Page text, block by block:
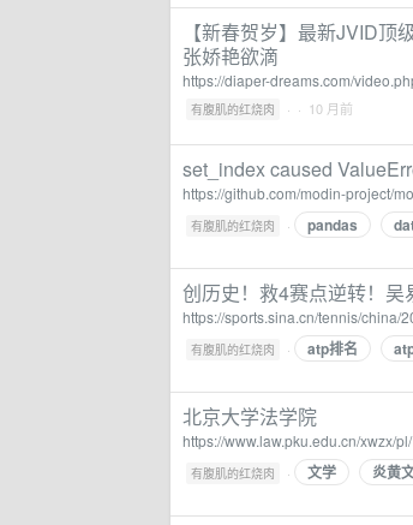
【新春贺岁】最新JVID
张娇艳欲滴
https://diaper-dreams.com/
有腹肌的红烧肉 · · 10 月前
set_index caused
https://github.com/modin-project/
有腹肌的红烧肉 · pandas
创历史！救4赛点逆转！
https://sports.sina.cn/tennis/china/
有腹肌的红烧肉 · atp排名
北京大学法学院
https://www.law.pku.edu.cn/xwzx/
有腹肌的红烧肉 · 文学 炎黄